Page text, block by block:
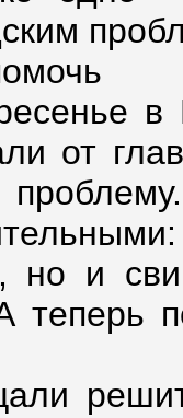
в
от
но и
теперь